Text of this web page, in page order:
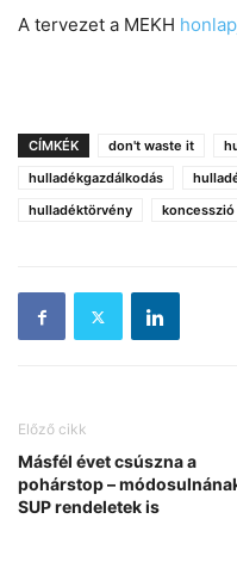
A tervezet a MEKH
CÍMKÉK don't waste it
hulladékgazdálkodás
hulladéktörvény
koncesszió
Előző cikk
Másfél évet csúszna a
pohárstop –
SUP rendeletek is